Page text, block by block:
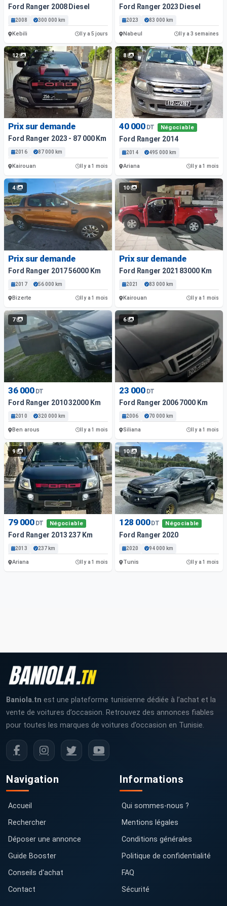
Ford Ranger 2008 Diesel
2008 300 000 km
Kebili Il y a 5 jours
Ford Ranger 2023 Diesel
2023 83 000 km
Nabeul Il y a 3 semaines
12
Prix sur demande
Ford Ranger 2023 - 87 000 Km - Diesel
2016 87 000 km
Kairouan Il y a 1 mois
8
40 000 DT Négociable
Ford Ranger 2014
2014 495 000 km
Ariana Il y a 1 mois
4
Prix sur demande
Ford Ranger 2017 56000 Km
2017 56 000 km
Bizerte Il y a 1 mois
10
Prix sur demande
Ford Ranger 2021 83000 Km
2021 83 000 km
Kairouan Il y a 1 mois
7
36 000 DT
Ford Ranger 2010 32000 Km
2010 320 000 km
Ben arous Il y a 1 mois
6
23 000 DT
Ford Ranger 2006 7000 Km
2006 70 000 km
Siliana Il y a 1 mois
9
79 000 DT Négociable
Ford Ranger 2013 237 Km
2013 237 km
Ariana Il y a 1 mois
10
128 000 DT Négociable
Ford Ranger 2020
2020 94 000 km
Tunis Il y a 1 mois
Baniola.tn est une plateforme tunisienne dédiée à l’achat et la
vente de voitures d’occasion. Retrouvez des annonces fiables
pour toutes les marques de voitures d’occasion en Tunisie.
Navigation
Accueil
Rechercher
Déposer une annonce
Guide Booster
Conseils d'achat
Contact
Informations
Qui sommes-nous ?
Mentions légales
Conditions générales
Politique de confidentialité
FAQ
Sécurité